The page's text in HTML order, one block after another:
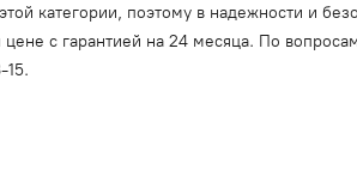
категории, поэтому в надежности и
с гарантией на 24 месяца. По
15.